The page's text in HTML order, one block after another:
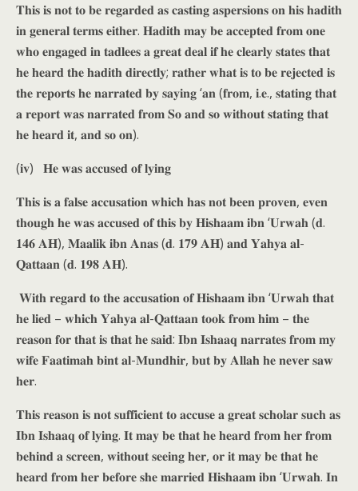
𝐓𝐡𝐢𝐬 𝐢𝐬 𝐧𝐨𝐭 𝐭𝐨 𝐛𝐞 𝐫𝐞𝐠𝐚𝐫𝐝𝐞𝐝 𝐚𝐬 𝐜𝐚𝐬𝐭𝐢𝐧𝐠 𝐚𝐬𝐩𝐞𝐫𝐬𝐢𝐨𝐧𝐬 𝐨𝐧 𝐡𝐢𝐬 𝐡𝐚𝐝𝐢𝐭𝐡
𝐢𝐧 𝐠𝐞𝐧𝐞𝐫𝐚𝐥 𝐭𝐞𝐫𝐦𝐬 𝐞𝐢𝐭𝐡𝐞𝐫. 𝐇𝐚𝐝𝐢𝐭𝐡 𝐦𝐚𝐲 𝐛𝐞 𝐚𝐜𝐜𝐞𝐩𝐭𝐞𝐝 𝐟𝐫𝐨𝐦 𝐨𝐧𝐞
𝐰𝐡𝐨 𝐞𝐧𝐠𝐚𝐠𝐞𝐝 𝐢𝐧 𝐭𝐚𝐝𝐥𝐞𝐞𝐬 𝐚 𝐠𝐫𝐞𝐚𝐭 𝐝𝐞𝐚𝐥 𝐢𝐟 𝐡𝐞 𝐜𝐥𝐞𝐚𝐫𝐥𝐲 𝐬𝐭𝐚𝐭𝐞𝐬 𝐭𝐡𝐚𝐭
𝐡𝐞 𝐡𝐞𝐚𝐫𝐝 𝐭𝐡𝐞 𝐡𝐚𝐝𝐢𝐭𝐡 𝐝𝐢𝐫𝐞𝐜𝐭𝐥𝐲; 𝐫𝐚𝐭𝐡𝐞𝐫 𝐰𝐡𝐚𝐭 𝐢𝐬 𝐭𝐨 𝐛𝐞 𝐫𝐞𝐣𝐞𝐜𝐭𝐞𝐝 𝐢𝐬
𝐭𝐡𝐞 𝐫𝐞𝐩𝐨𝐫𝐭𝐬 𝐡𝐞 𝐧𝐚𝐫𝐫𝐚𝐭𝐞𝐝 𝐛𝐲 𝐬𝐚𝐲𝐢𝐧𝐠 ‘𝐚𝐧 (𝐟𝐫𝐨𝐦, 𝐢.𝐞., 𝐬𝐭𝐚𝐭𝐢𝐧𝐠 𝐭𝐡𝐚𝐭
𝐚 𝐫𝐞𝐩𝐨𝐫𝐭 𝐰𝐚𝐬 𝐧𝐚𝐫𝐫𝐚𝐭𝐞𝐝 𝐟𝐫𝐨𝐦 𝐒𝐨 𝐚𝐧𝐝 𝐬𝐨 𝐰𝐢𝐭𝐡𝐨𝐮𝐭 𝐬𝐭𝐚𝐭𝐢𝐧𝐠 𝐭𝐡𝐚𝐭
𝐡𝐞 𝐡𝐞𝐚𝐫𝐝 𝐢𝐭, 𝐚𝐧𝐝 𝐬𝐨 𝐨𝐧).
(𝐢𝐯) 𝐇𝐞 𝐰𝐚𝐬 𝐚𝐜𝐜𝐮𝐬𝐞𝐝 𝐨𝐟 𝐥𝐲𝐢𝐧𝐠
𝐓𝐡𝐢𝐬 𝐢𝐬 𝐚 𝐟𝐚𝐥𝐬𝐞 𝐚𝐜𝐜𝐮𝐬𝐚𝐭𝐢𝐨𝐧 𝐰𝐡𝐢𝐜𝐡 𝐡𝐚𝐬 𝐧𝐨𝐭 𝐛𝐞𝐞𝐧 𝐩𝐫𝐨𝐯𝐞𝐧, 𝐞𝐯𝐞𝐧
𝐭𝐡𝐨𝐮𝐠𝐡 𝐡𝐞 𝐰𝐚𝐬 𝐚𝐜𝐜𝐮𝐬𝐞𝐝 𝐨𝐟 𝐭𝐡𝐢𝐬 𝐛𝐲 𝐇𝐢𝐬𝐡𝐚𝐚𝐦 𝐢𝐛𝐧 ‘𝐔𝐫𝐰𝐚𝐡 (𝐝.
𝟏𝟒𝟔 𝐀𝐇), 𝐌𝐚𝐚𝐥𝐢𝐤 𝐢𝐛𝐧 𝐀𝐧𝐚𝐬 (𝐝. 𝟏𝟕𝟗 𝐀𝐇) 𝐚𝐧𝐝 𝐘𝐚𝐡𝐲𝐚 𝐚𝐥-
𝐐𝐚𝐭𝐭𝐚𝐚𝐧 (𝐝. 𝟏𝟗𝟖 𝐀𝐇).
𝐖𝐢𝐭𝐡 𝐫𝐞𝐠𝐚𝐫𝐝 𝐭𝐨 𝐭𝐡𝐞 𝐚𝐜𝐜𝐮𝐬𝐚𝐭𝐢𝐨𝐧 𝐨𝐟 𝐇𝐢𝐬𝐡𝐚𝐚𝐦 𝐢𝐛𝐧 ‘𝐔𝐫𝐰𝐚𝐡 𝐭𝐡𝐚𝐭
𝐡𝐞 𝐥𝐢𝐞𝐝 – 𝐰𝐡𝐢𝐜𝐡 𝐘𝐚𝐡𝐲𝐚 𝐚𝐥-𝐐𝐚𝐭𝐭𝐚𝐚𝐧 𝐭𝐨𝐨𝐤 𝐟𝐫𝐨𝐦 𝐡𝐢𝐦 – 𝐭𝐡𝐞
𝐫𝐞𝐚𝐬𝐨𝐧 𝐟𝐨𝐫 𝐭𝐡𝐚𝐭 𝐢𝐬 𝐭𝐡𝐚𝐭 𝐡𝐞 𝐬𝐚𝐢𝐝: 𝐈𝐛𝐧 𝐈𝐬𝐡𝐚𝐚𝐪 𝐧𝐚𝐫𝐫𝐚𝐭𝐞𝐬 𝐟𝐫𝐨𝐦 𝐦𝐲
𝐰𝐢𝐟𝐞 𝐅𝐚𝐚𝐭𝐢𝐦𝐚𝐡 𝐛𝐢𝐧𝐭 𝐚𝐥-𝐌𝐮𝐧𝐝𝐡𝐢𝐫, 𝐛𝐮𝐭 𝐛𝐲 𝐀𝐥𝐥𝐚𝐡 𝐡𝐞 𝐧𝐞𝐯𝐞𝐫 𝐬𝐚𝐰
𝐡𝐞𝐫.
𝐓𝐡𝐢𝐬 𝐫𝐞𝐚𝐬𝐨𝐧 𝐢𝐬 𝐧𝐨𝐭 𝐬𝐮𝐟𝐟𝐢𝐜𝐢𝐞𝐧𝐭 𝐭𝐨 𝐚𝐜𝐜𝐮𝐬𝐞 𝐚 𝐠𝐫𝐞𝐚𝐭 𝐬𝐜𝐡𝐨𝐥𝐚𝐫 𝐬𝐮𝐜𝐡 𝐚𝐬
𝐈𝐛𝐧 𝐈𝐬𝐡𝐚𝐚𝐪 𝐨𝐟 𝐥𝐲𝐢𝐧𝐠. 𝐈𝐭 𝐦𝐚𝐲 𝐛𝐞 𝐭𝐡𝐚𝐭 𝐡𝐞 𝐡𝐞𝐚𝐫𝐝 𝐟𝐫𝐨𝐦 𝐡𝐞𝐫 𝐟𝐫𝐨𝐦
𝐛𝐞𝐡𝐢𝐧𝐝 𝐚 𝐬𝐜𝐫𝐞𝐞𝐧, 𝐰𝐢𝐭𝐡𝐨𝐮𝐭 𝐬𝐞𝐞𝐢𝐧𝐠 𝐡𝐞𝐫, 𝐨𝐫 𝐢𝐭 𝐦𝐚𝐲 𝐛𝐞 𝐭𝐡𝐚𝐭 𝐡𝐞
𝐡𝐞𝐚𝐫𝐝 𝐟𝐫𝐨𝐦 𝐡𝐞𝐫 𝐛𝐞𝐟𝐨𝐫𝐞 𝐬𝐡𝐞 𝐦𝐚𝐫𝐫𝐢𝐞𝐝 𝐇𝐢𝐬𝐡𝐚𝐚𝐦 𝐢𝐛𝐧 ‘𝐔𝐫𝐰𝐚𝐡. 𝐈𝐧